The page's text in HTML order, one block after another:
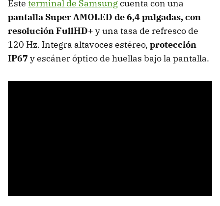
Este terminal de Samsungcuenta con una
pantalla Super AMOLED de 6,4 pulgadas, con
resolución FullHD+ y una tasa de refresco de
120 Hz. Integra altavoces estéreo, protección
IP67 y escáner óptico de huellas bajo la pantalla.